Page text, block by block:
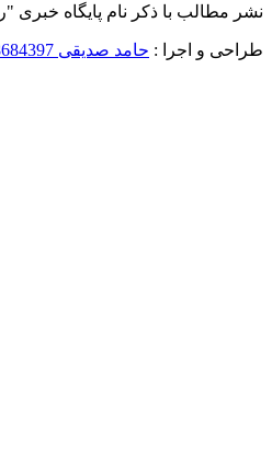
نشر مطالب با ذکر نام پایگاه خبری
طراحی و اجرا : حامد صدیقی 09358684397